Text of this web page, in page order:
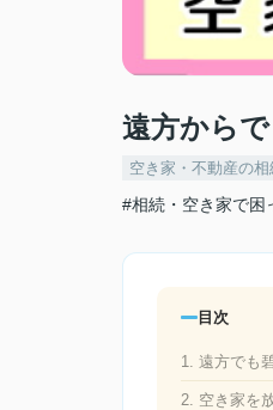
遠方から
空き家・不動産の相
#相続・空き家で困
目次
1. 遠方でも
2. 空き家を